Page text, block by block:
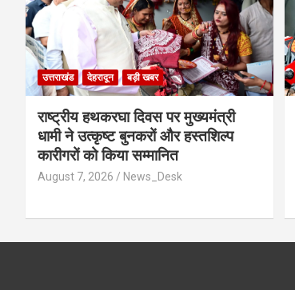
उत्तराखंड देहरादून बड़ी खबर
राष्ट्रीय हथकरघा दिवस पर मुख्यमंत्री
धामी ने उत्कृष्ट बुनकरों और हस्तशिल्प
कारीगरों को किया सम्मानित
August 7, 2026 News_Desk